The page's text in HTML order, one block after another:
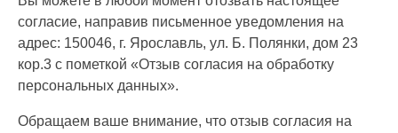
согласие, направив письменное уведомления на
адрес: 150046, г. Ярославль, ул. Б. Полянки, дом 23
кор.3 с пометкой «Отзыв согласия на обработку
персональных данных».
Обращаем ваше внимание, что отзыв согласия на